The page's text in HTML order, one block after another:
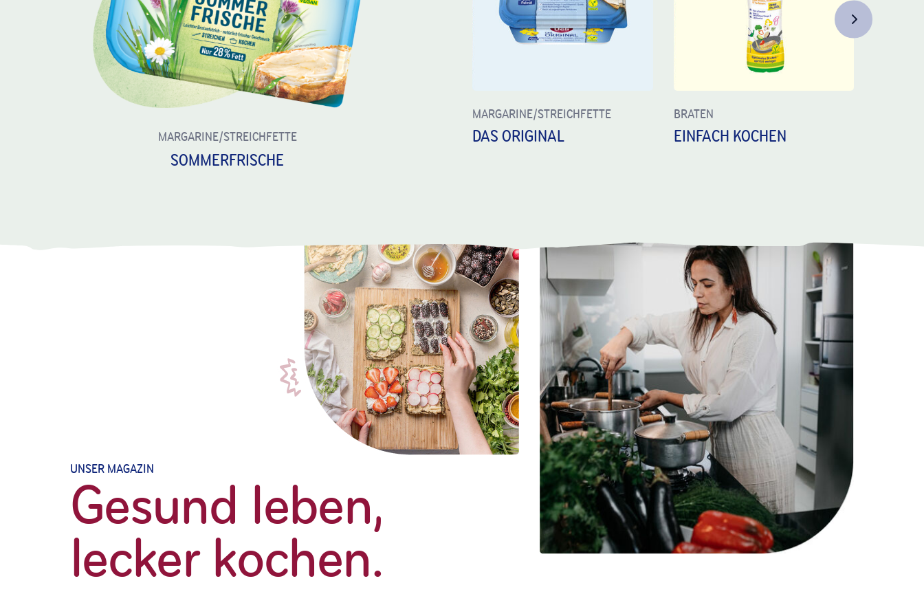
MARGARINE/STREICHFETTE
SOMMERFRISCHE
MARGARINE/STREICHFETTE
DAS ORIGINAL
BRATEN
EINFACH KOCHEN
UNSER MAGAZIN
Gesund leben,
lecker kochen.